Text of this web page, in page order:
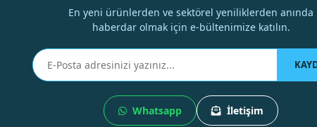
En yeni ürünlerden ve sektörel yeniliklerden anında
haberdar olmak için e-bültenimize katılın.
Whatsapp İletişim